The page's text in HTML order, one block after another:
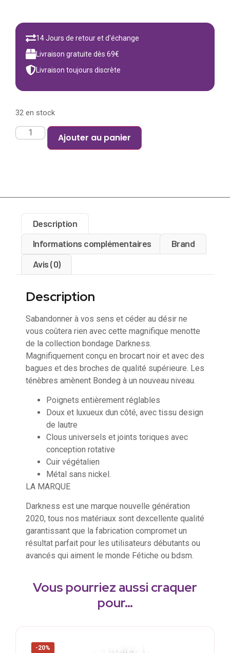
14 Jours de retour et d'échange
Livraison gratuite dès 69€
Livraison toujours discrète
32 en stock
Ajouter au panier
Description
Informations complémentaires
Brand
Avis (0)
Description
Sabandonner à vos sens et céder au désir ne
vous coûtera rien avec cette magnifique menotte
de la collection bondage Darkness.
Magnifiquement conçu en brocart noir et avec des
bagues et des broches de qualité supérieure. Les
ténèbres amènent Bondeg à un nouveau niveau.
Poignets entièrement réglables
Doux et luxueux dun côté, avec tissu design
de lautre
Clous universels et joints toriques avec
conception rotative
Cuir végétalien
Métal sans nickel.
LA MARQUE
Darkness est une marque nouvelle génération
2020, tous nos matériaux sont dexcellente qualité
garantissant que la fabrication compromet un
résultat parfait pour les utilisateurs débutants ou
avancés qui aiment le monde Fétiche ou bdsm.
Vous pourriez aussi craquer
pour…
-20%